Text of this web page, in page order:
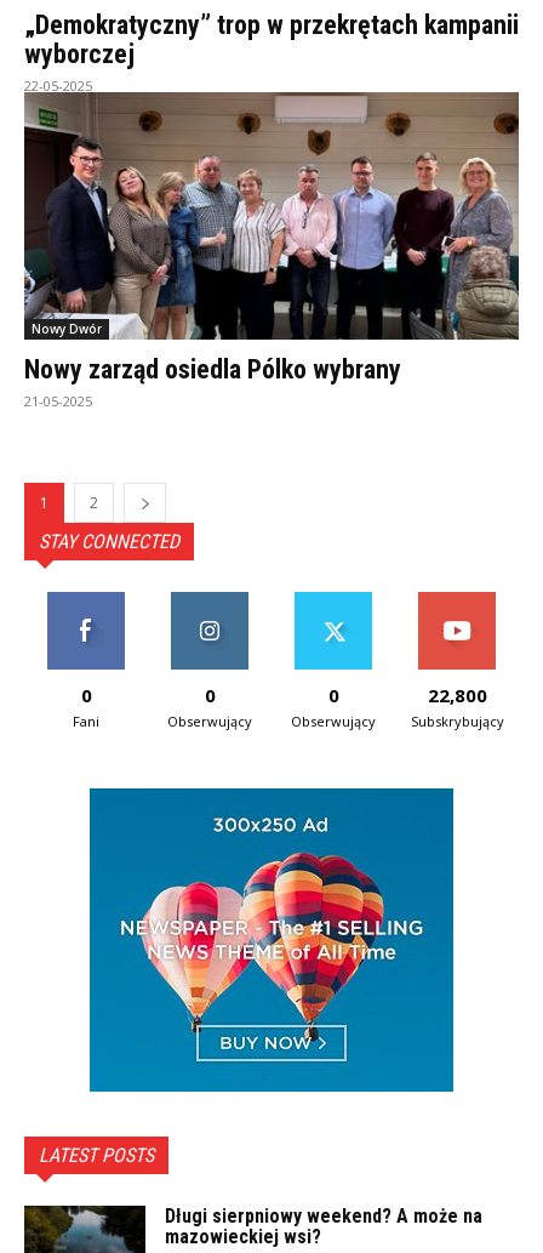
„Demokratyczny” trop w przekrętach kampanii
wyborczej
22-05-2025
Nowy Dwór
Nowy zarząd osiedla Pólko wybrany
21-05-2025
1 2
STAY CONNECTED
0
Fani
0
Obserwujący
0
Obserwujący
22,800
Subskrybujący
LATEST POSTS
Długi sierpniowy weekend? A może na
mazowieckiej wsi?